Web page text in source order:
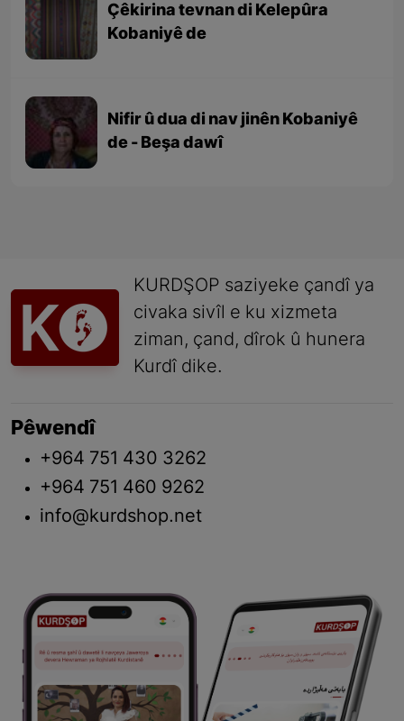
Çêkirina tevnan di Kelepûra
Kobaniyê de
Nifir û dua di nav jinên Kobaniyê
de - Beşa dawî
KURDŞOP saziyeke çandî ya
civaka sivîl e ku xizmeta
ziman, çand, dîrok û hunera
Kurdî dike.
Pêwendî
+964 751 430 3262
+964 751 460 9262
info@kurdshop.net